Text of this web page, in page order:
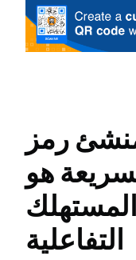
رمز
هو
التفاعلية